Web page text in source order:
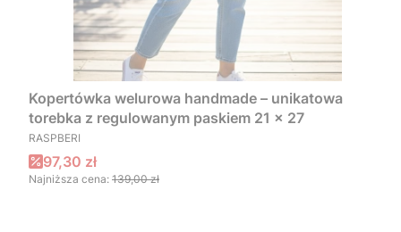
Kopertówka welurowa handmade – unikatowa
torebka z regulowanym paskiem 21 × 27
PRODUCENT
RASPBERI
Cena promocyjna
97,30 zł
Najniższa cena: 139,00 zł